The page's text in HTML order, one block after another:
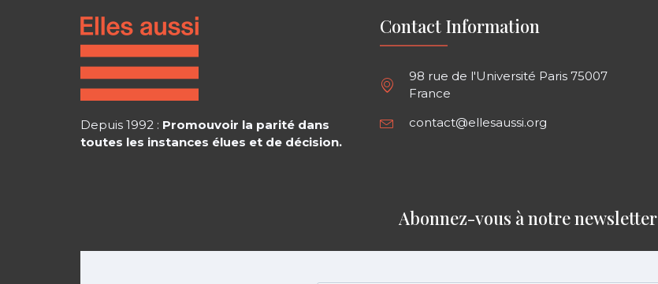
Depuis 1992 : Promouvoir la parité dans
toutes les instances élues et de décision.
Contact Information
98 rue de l'Université Paris 75007
France
contact@ellesaussi.org
Abonnez-vous à notre newsletter ​